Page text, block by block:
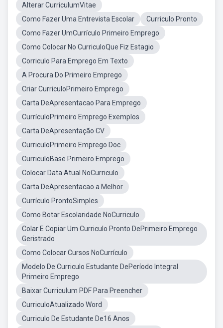
Alterar CurriculumVitae
Como Fazer Uma Entrevista Escolar
Curriculo Pronto
Como Fazer UmCurrículo Primeiro Emprego
Como Colocar No CurriculoQue Fiz Estagio
Corriculo Para Emprego Em Texto
A Procura Do Primeiro Emprego
Criar CurriculoPrimeiro Emprego
Carta DeApresentacao Para Emprego
CurrículoPrimeiro Emprego Exemplos
Carta DeApresentação CV
CurriculoPrimeiro Emprego Doc
CurriculoBase Primeiro Emprego
Colocar Data Atual NoCurriculo
Carta DeApresentacao a Melhor
Currículo ProntoSimples
Como Botar Escolaridade NoCurriculo
Colar E Copiar Um Curriculo Pronto DePrimeiro Emprego
Geristrado
Como Colocar Cursos NoCurrículo
Modelo De Curriculo Estudante DePeríodo Integral
Primeiro Emprego
Baixar Curriculum PDF Para Preencher
CurriculoAtualizado Word
Curriculo De Estudante De16 Anos